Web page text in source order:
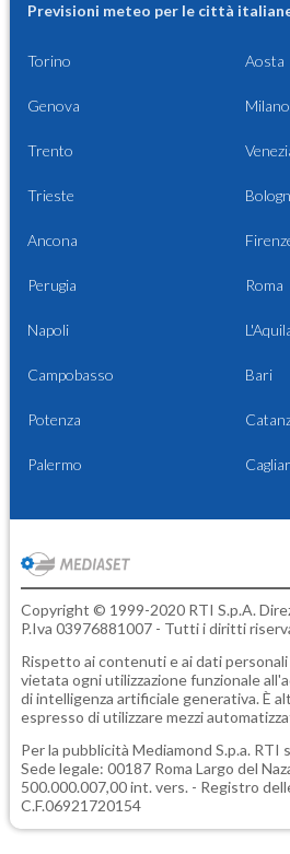
Previsioni meteo per le città
Torino Aosta
Genova Milano
Trento
Trieste
Ancona
Perugia Roma
Napoli
Campobasso Bari
Potenza
Palermo
Copyright © 1999-2020 RTI S.p.A.
P.Iva 03976881007 - Tutti i diritti
Rispetto ai contenuti e ai dati
vietata ogni utilizzazione funzionale
di intelligenza artificiale generativa. È
espresso di utilizzare mezzi
Per la pubblicità Mediamond S.p.a. RTI
Sede legale: 00187 Roma Largo del
500.000.007,00 int. vers. - Registro
C.F.06921720154